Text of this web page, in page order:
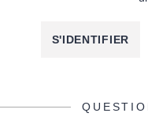
S'IDENTIFIER